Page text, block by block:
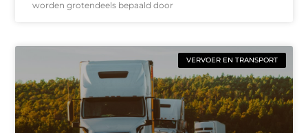
worden grotendeels bepaald door
VERVOER EN TRANSPORT